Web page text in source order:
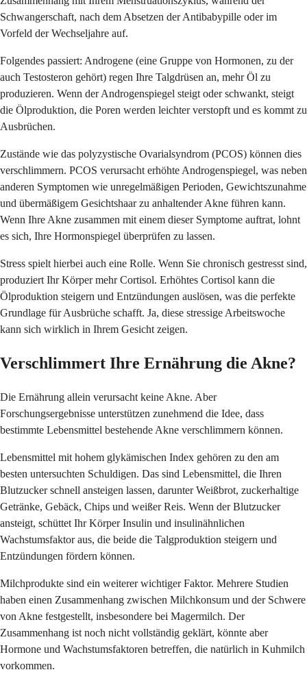
Schwangerschaft, nach dem Absetzen der Antibabypille oder im
Vorfeld der Wechseljahre auf.
Folgendes passiert: Androgene (eine Gruppe von Hormonen, zu der
auch Testosteron gehört) regen Ihre Talgdrüsen an, mehr Öl zu
produzieren. Wenn der Androgenspiegel steigt oder schwankt, steigt
die Ölproduktion, die Poren werden leichter verstopft und es kommt zu
Ausbrüchen.
Zustände wie das polyzystische Ovarialsyndrom (PCOS) können dies
verschlimmern. PCOS verursacht erhöhte Androgenspiegel, was neben
anderen Symptomen wie unregelmäßigen Perioden, Gewichtszunahme
und übermäßigem Gesichtshaar zu anhaltender Akne führen kann.
Wenn Ihre Akne zusammen mit einem dieser Symptome auftrat, lohnt
es sich, Ihre Hormonspiegel überprüfen zu lassen.
Stress spielt hierbei auch eine Rolle. Wenn Sie chronisch gestresst sind,
produziert Ihr Körper mehr Cortisol. Erhöhtes Cortisol kann die
Ölproduktion steigern und Entzündungen auslösen, was die perfekte
Grundlage für Ausbrüche schafft. Ja, diese stressige Arbeitswoche
kann sich wirklich in Ihrem Gesicht zeigen.
Verschlimmert Ihre Ernährung die Akne?
Die Ernährung allein verursacht keine Akne. Aber
Forschungsergebnisse unterstützen zunehmend die Idee, dass
bestimmte Lebensmittel bestehende Akne verschlimmern können.
Lebensmittel mit hohem glykämischen Index gehören zu den am
besten untersuchten Schuldigen. Das sind Lebensmittel, die Ihren
Blutzucker schnell ansteigen lassen, darunter Weißbrot, zuckerhaltige
Getränke, Gebäck, Chips und weißer Reis. Wenn der Blutzucker
ansteigt, schüttet Ihr Körper Insulin und insulinähnlichen
Wachstumsfaktor aus, die beide die Talgproduktion steigern und
Entzündungen fördern können.
Milchprodukte sind ein weiterer wichtiger Faktor. Mehrere Studien
haben einen Zusammenhang zwischen Milchkonsum und der Schwere
von Akne festgestellt, insbesondere bei Magermilch. Der
Zusammenhang ist noch nicht vollständig geklärt, könnte aber
Hormone und Wachstumsfaktoren betreffen, die natürlich in Kuhmilch
vorkommen.